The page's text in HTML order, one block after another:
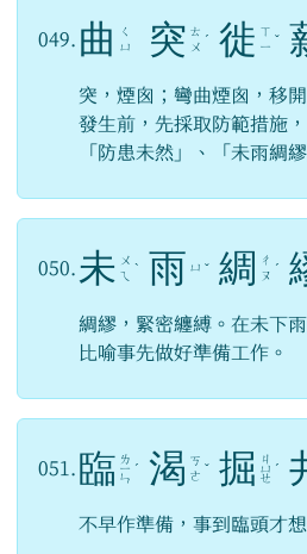
049. 曲
ㄑ
ㄩ
突 ㄊ
ㄨ ˊ 徙 ㄒ
ㄧ ˇ
突，煙囪；彎曲煙囪，移
發生前，先採取防範措施
「防患未然」、「未雨綢繆
050. 未 ㄨ
ㄟ ˋ 雨 ㄩ ˇ 綢
ㄔ
ㄡ ˊ
綢繆，緊密纏縛。在未下
比喻事先做好準備工作。
051. 臨 ㄌ
ㄧ
ㄣ
ˊ 渴 ㄎ
ㄜ ˇ 掘 ㄐ
ㄩ
ㄝ
ˊ
不早作準備，事到臨頭才想